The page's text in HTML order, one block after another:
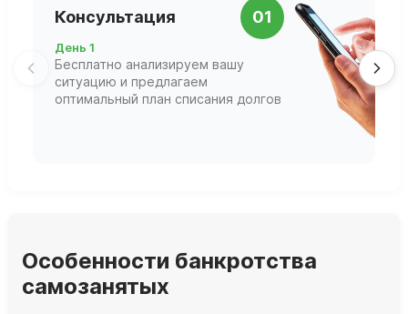
Консультация 01
День 1
Бесплатно анализируем вашу
ситуацию и предлагаем
оптимальный план списания долгов
Особенности банкротства
самозанятых